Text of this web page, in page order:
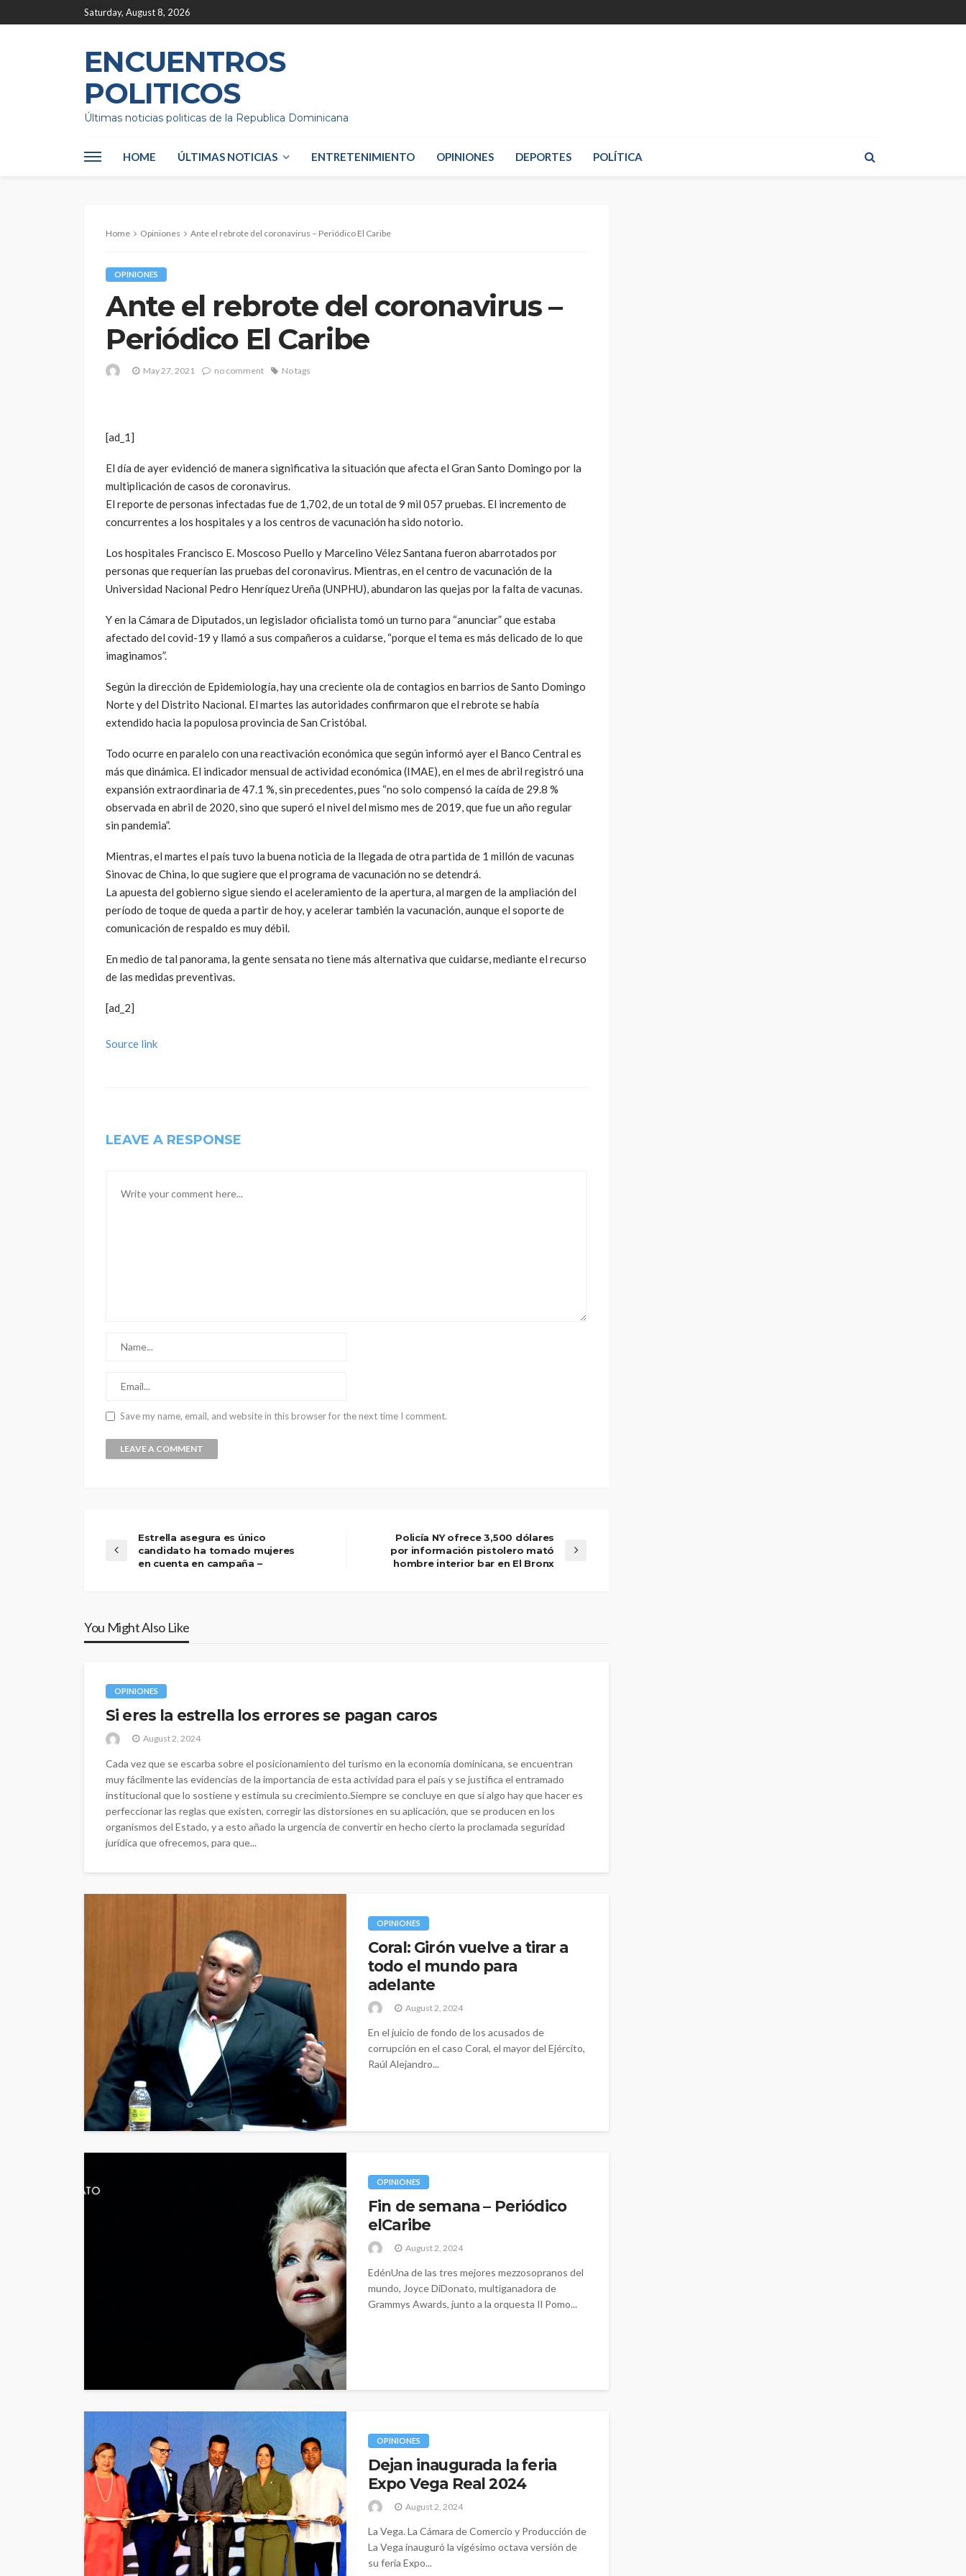
Saturday, August 8, 2026
ENCUENTROS
POLITICOS
Últimas noticias politicas de la Republica Dominicana
HOME ÚLTIMAS NOTICIAS ENTRETENIMIENTO OPINIONES DEPORTES POLÍTICA
Home Opiniones Ante el rebrote del coronavirus – Periódico El Caribe
OPINIONES
Ante el rebrote del coronavirus –
Periódico El Caribe
May 27, 2021 no comment No tags
[ad_1]
El día de ayer evidenció de manera significativa la situación que afecta el Gran Santo Domingo por la
multiplicación de casos de coronavirus.
El reporte de personas infectadas fue de 1,702, de un total de 9 mil 057 pruebas. El incremento de
concurrentes a los hospitales y a los centros de vacunación ha sido notorio.
Los hospitales Francisco E. Moscoso Puello y Marcelino Vélez Santana fueron abarrotados por
personas que requerían las pruebas del coronavirus. Mientras, en el centro de vacunación de la
Universidad Nacional Pedro Henríquez Ureña (UNPHU), abundaron las quejas por la falta de vacunas.
Y en la Cámara de Diputados, un legislador oficialista tomó un turno para “anunciar” que estaba
afectado del covid-19 y llamó a sus compañeros a cuidarse, “porque el tema es más delicado de lo que
imaginamos”.
Según la dirección de Epidemiología, hay una creciente ola de contagios en barrios de Santo Domingo
Norte y del Distrito Nacional. El martes las autoridades confirmaron que el rebrote se había
extendido hacia la populosa provincia de San Cristóbal.
Todo ocurre en paralelo con una reactivación económica que según informó ayer el Banco Central es
más que dinámica. El indicador mensual de actividad económica (IMAE), en el mes de abril registró una
expansión extraordinaria de 47.1 %, sin precedentes, pues “no solo compensó la caída de 29.8 %
observada en abril de 2020, sino que superó el nivel del mismo mes de 2019, que fue un año regular
sin pandemia”.
Mientras, el martes el país tuvo la buena noticia de la llegada de otra partida de 1 millón de vacunas
Sinovac de China, lo que sugiere que el programa de vacunación no se detendrá.
La apuesta del gobierno sigue siendo el aceleramiento de la apertura, al margen de la ampliación del
período de toque de queda a partir de hoy, y acelerar también la vacunación, aunque el soporte de
comunicación de respaldo es muy débil.
En medio de tal panorama, la gente sensata no tiene más alternativa que cuidarse, mediante el recurso
de las medidas preventivas.
[ad_2]
Source link
LEAVE A RESPONSE
Save my name, email, and website in this browser for the next time I comment.
Estrella asegura es único
candidato ha tomado mujeres
en cuenta en campaña –
Policía NY ofrece 3,500 dólares
por información pistolero mató
hombre interior bar en El Bronx
You Might Also Like
OPINIONES
Si eres la estrella los errores se pagan caros
August 2, 2024
Cada vez que se escarba sobre el posicionamiento del turismo en la economía dominicana, se encuentran
muy fácilmente las evidencias de la importancia de esta actividad para el país y se justifica el entramado
institucional que lo sostiene y estimula su crecimiento.Siempre se concluye en que si algo hay que hacer es
perfeccionar las reglas que existen, corregir las distorsiones en su aplicación, que se producen en los
organismos del Estado, y a esto añado la urgencia de convertir en hecho cierto la proclamada seguridad
jurídica que ofrecemos, para que...
OPINIONES
Coral: Girón vuelve a tirar a
todo el mundo para
adelante
August 2, 2024
En el juicio de fondo de los acusados de
corrupción en el caso Coral, el mayor del Ejército,
Raúl Alejandro...
OPINIONES
Fin de semana – Periódico
elCaribe
August 2, 2024
EdénUna de las tres mejores mezzosopranos del
mundo, Joyce DiDonato, multiganadora de
Grammys Awards, junto a la orquesta Il Pomo...
OPINIONES
Dejan inaugurada la feria
Expo Vega Real 2024
August 2, 2024
La Vega. La Cámara de Comercio y Producción de
La Vega inauguró la vigésimo octava versión de
su feria Expo...